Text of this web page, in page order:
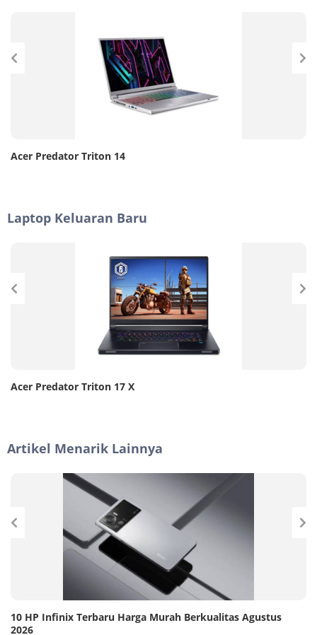
Acer Predator Triton 14
Laptop Keluaran Baru
Acer Predator Triton 17 X
Artikel Menarik Lainnya
10 HP Infinix Terbaru Harga Murah Berkualitas Agustus
2026